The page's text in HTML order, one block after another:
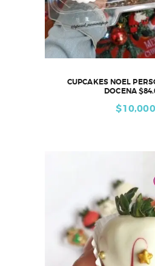
CUPCAKES NOEL
DOCENA
$10,000